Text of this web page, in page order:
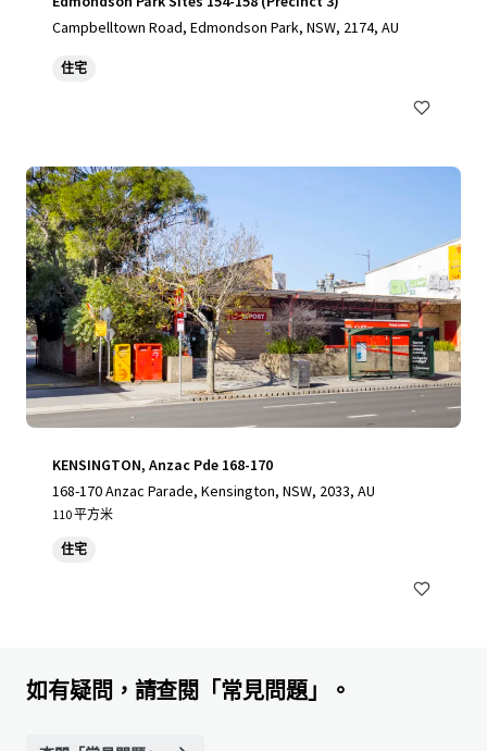
Campbelltown Road, Edmondson Park, NSW, 2174, AU
住宅
KENSINGTON, Anzac Pde 168-170
168-170 Anzac Parade, Kensington, NSW, 2033, AU
110 平方米
住宅
如有疑問，請查閱「常見問題」。